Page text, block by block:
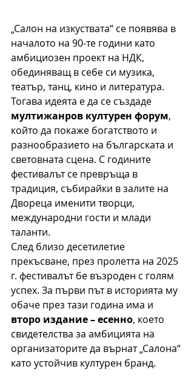
„Салон на изкуствата“ се появява в
началото на 90-те години като
амбициозен проект на НДК,
обединяващ в себе си музика,
театър, танц, кино и литература.
Тогава идеята е да се създаде
мултижанров културен форум,
който да покаже богатството и
разнообразието на българската и
световната сцена. С годините
фестивалът се превръща в
традиция, събирайки в залите на
Двореца именити творци,
международни гости и млади
таланти.
След близо десетилетие
прекъсване, през пролетта на 2025
г. фестивалът бе възроден с голям
успех. За първи път в историята му
обаче през тази година има и
второ издание – есенно, което
свидетелства за амбицията на
организаторите да върнат „Салона“
като устойчив културен бранд.